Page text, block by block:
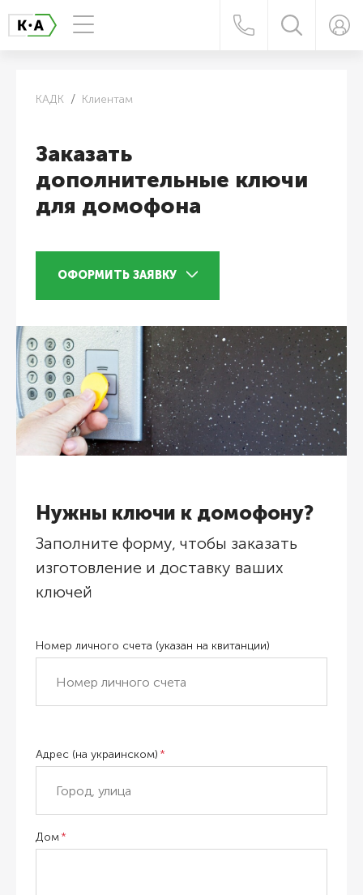
КАДК Клиентам
Заказать
дополнительные ключи
для домофона
ОФОРМИТЬ ЗАЯВКУ
Нужны ключи к домофону?
Заполните форму, чтобы заказать
изготовление и доставку ваших
ключей
Номер личного счета (указан на квитанции)
Адрес (на украинском)
Дом